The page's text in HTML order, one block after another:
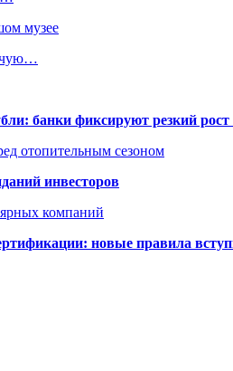
музее
банки фиксируют резкий
отопительным сезоном
инвесторов
компаний
новые правила